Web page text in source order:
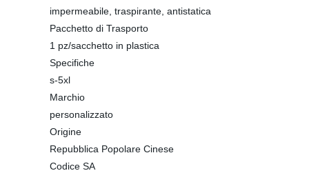
impermeabile, traspirante, antistatica
Pacchetto di Trasporto
1 pz/sacchetto in plastica
Specifiche
s-5xl
Marchio
personalizzato
Origine
Repubblica Popolare Cinese
Codice SA